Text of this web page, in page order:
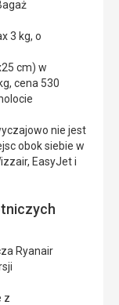
3 kg, o
cm) w
cena 530
nie jest
obok siebie w
EasyJet i
Ryanair
z